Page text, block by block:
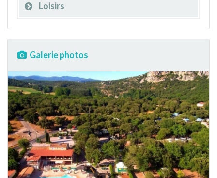
Loisirs
Galerie photos